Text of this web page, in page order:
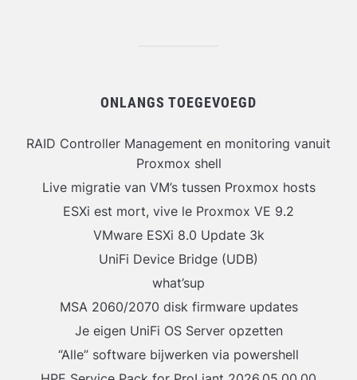
ONLANGS TOEGEVOEGD
RAID Controller Management en monitoring vanuit
Proxmox shell
Live migratie van VM’s tussen Proxmox hosts
ESXi est mort, vive le Proxmox VE 9.2
VMware ESXi 8.0 Update 3k
UniFi Device Bridge (UDB)
what’sup
MSA 2060/2070 disk firmware updates
Je eigen UniFi OS Server opzetten
“Alle” software bijwerken via powershell